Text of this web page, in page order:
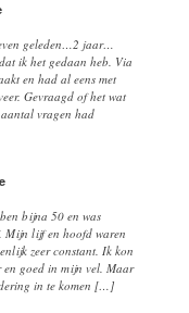
geleden…2 jaar…
ik het gedaan heb. Via
en had al eens met
Gevraagd of het wat
vragen had
bijna 50 en was
lijf en hoofd waren
zeer constant. Ik kon
en goed in mijn vel. Maar
in te komen […]